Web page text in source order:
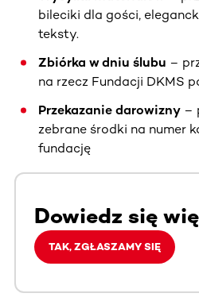
bileciki dla gości,
teksty.
Zbiórka w dniu ślubu –
na rzecz Fundacji DKMS
Przekazanie darowizny –
zebrane środki na numer
fundację
Dowiedz się
TAK, ZGŁASZAMY SIĘ